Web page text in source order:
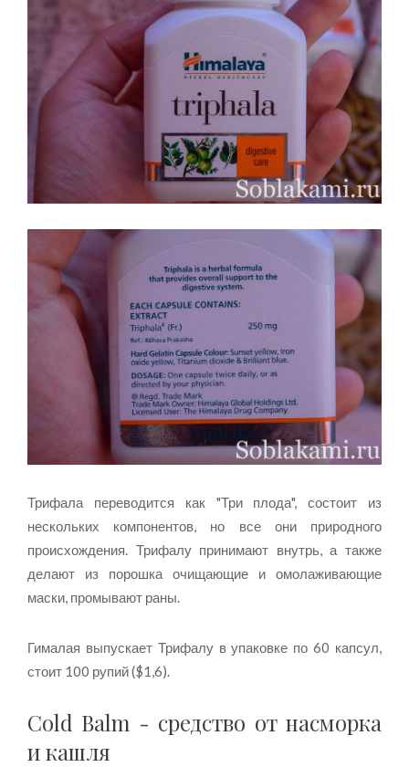
Трифала переводится как "Три плода", состоит из
нескольких компонентов, но все они природного
происхождения. Трифалу принимают внутрь, а также
делают из порошка очищающие и омолаживающие
маски, промывают раны.
Гималая выпускает Трифалу в упаковке по 60 капсул,
стоит 100 рупий ($1,6).
Cold Balm - средство от насморка
и кашля